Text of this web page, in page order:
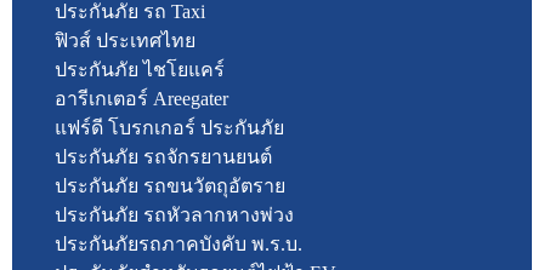
ประกันภัย รถ Taxi
ฟิวส์ ประเทศไทย
ประกันภัย ไชโยแคร์
อารีเกเตอร์ Areegater
แฟร์ดี โบรกเกอร์ ประกันภัย
ประกันภัย รถจักรยานยนต์
ประกันภัย รถขนวัตถุอัตราย
ประกันภัย รถหัวลากหางพ่วง
ประกันภัยรถภาคบังคับ พ.ร.บ.